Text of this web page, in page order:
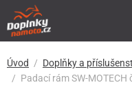
Úvod Doplňky a
Padací rám SW-